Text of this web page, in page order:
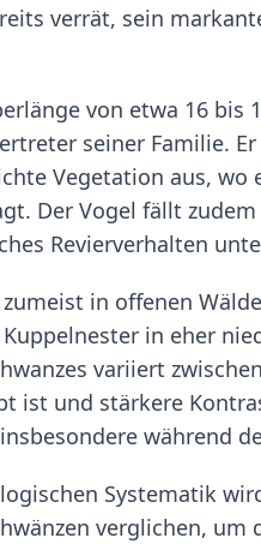
verrät, sein
von etwa 16 bis
seiner Familie.
Vegetation aus, wo
Der Vogel fällt
Revierverhalten
in offenen
in eher
variiert
ist und stärkere
während
Systematik
verglichen, um